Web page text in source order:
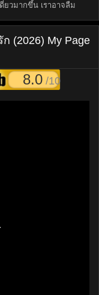
ยวมากขึ้น เราอาจลืม
(2026) My Page
8.0 /10